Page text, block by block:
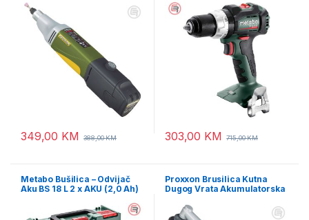
349,00 KM 388,00KM
602316890
303,00 KM 715,00KM
Metabo Bušilica – Odvijač
Aku BS 18 L 2 x AKU (2,0 Ah)
Proxxon Brusilica Kutna
Dugog Vrata Akumulatorska